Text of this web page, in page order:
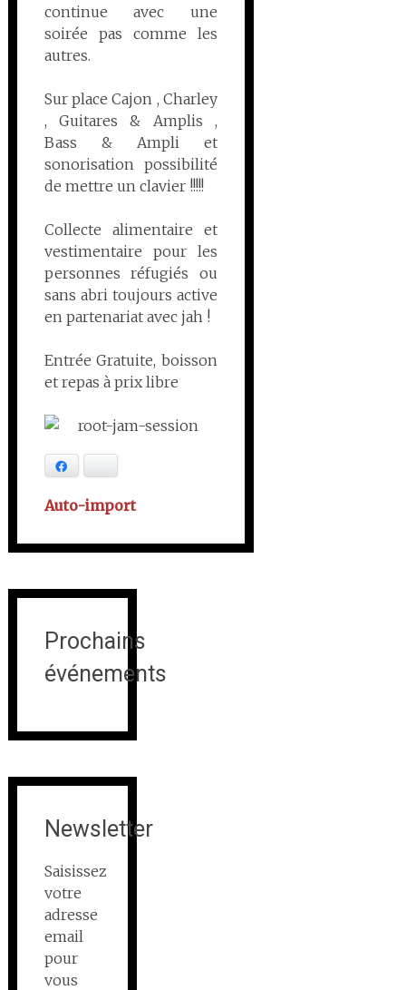
continue avec une
soirée pas comme les
autres.
Sur place Cajon , Charley
, Guitares & Amplis ,
Bass & Ampli et
sonorisation possibilité
de mettre un clavier !!!!!
Collecte alimentaire et
vestimentaire pour les
personnes réfugiés ou
sans abri toujours active
en partenariat avec jah !
Entrée Gratuite, boisson
et repas à prix libre
Auto-import
Prochains
événements
Newsletter
Saisissez
votre
adresse
email
pour
vous